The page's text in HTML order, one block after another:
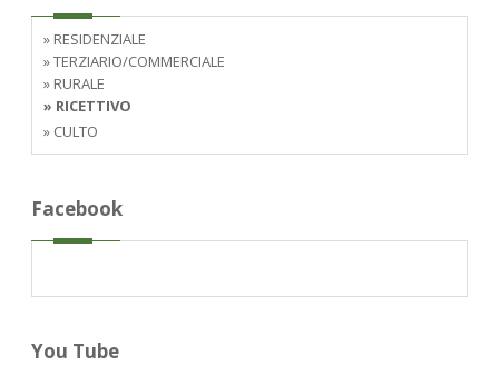
» RESIDENZIALE
» TERZIARIO/COMMERCIALE
» RURALE
» RICETTIVO
» CULTO
Facebook
You Tube